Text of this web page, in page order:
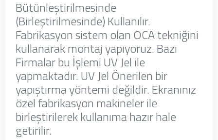
Bütünleştirilmesinde
(Birleştirilmesinde) Kullanılır.
Fabrikasyon sistem olan OCA tekniğini
kullanarak montaj yapıyoruz. Bazı
Firmalar bu İşlemi UV Jel ile
yapmaktadır. UV Jel Önerilen bir
yapıştırma yöntemi değildir. Ekranınız
özel fabrikasyon makineler ile
birleştirilerek kullanıma hazır hale
getirilir.